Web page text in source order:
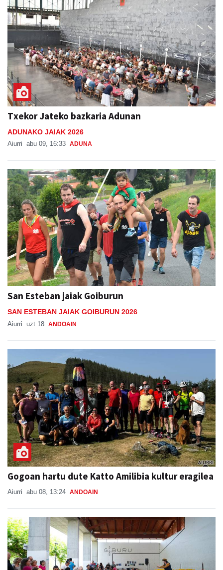
Txekor Jateko bazkaria Adunan
ADUNAKO JAIAK 2026
Aiurri abu 09, 16:33 ADUNA
San Esteban jaiak Goiburun
SAN ESTEBAN JAIAK GOIBURUN 2026
Aiurri uzt 18 ANDOAIN
Gogoan hartu dute Katto Amilibia kultur eragilea
Aiurri abu 08, 13:24 ANDOAIN